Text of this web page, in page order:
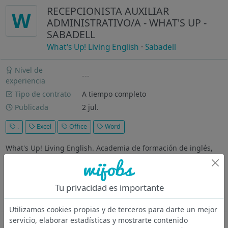
W
RECEPCIONISTA AUXILIAR
ADMINISTRATIVO/A - WHAT'S UP -
SABADELL
What's Up! Living English · Sabadell
Nivel de
experiencia
---
Tipo de contrato
A tiempo completo
Publicada
2 jul.
. Excel Office Word
What's Up! Living English. Academia de formación de inglés,
que ofrece un entorno dinámico y motivador para el
aprendizaje del idioma, con más de 30 centros en toda España.
¿Que buscamos? Recepcionista administrativa para trabajar en
nuestro centro...
Ver más
Oferta desactivada
Tu privacidad es importante
Utilizamos cookies propias y de terceros para darte un mejor
servicio, elaborar estadísticas y mostrarte contenido